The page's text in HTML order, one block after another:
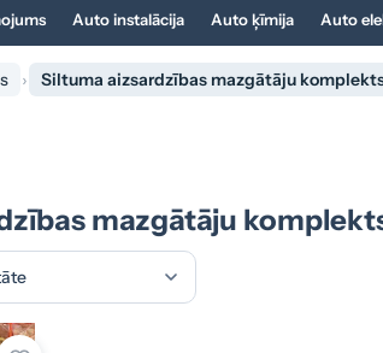
Auto instalācija Auto ķīmija Auto
Siltuma aizsardzības mazgātāju
mazgātāju